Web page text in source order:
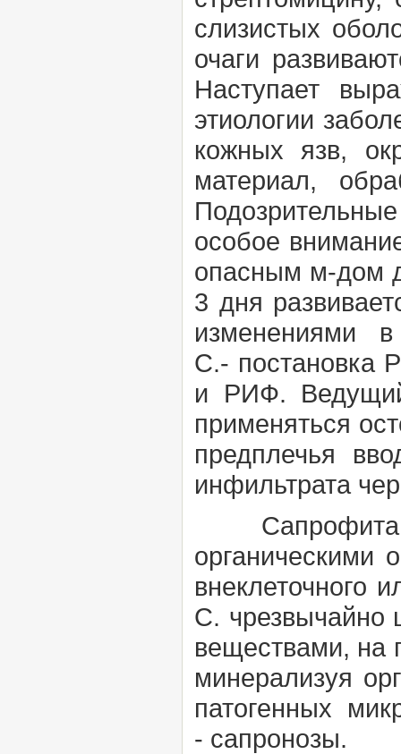
слизистых
очаги
Наступает
этиологии
кожных язв,
материал,
особое
опасным м-дом
3 дня
изменениями
С.- постановка
и РИФ.
применяться
предплечья
инфильтрата
органическими
внеклеточного
С. чрезвычайно
веществами, на
минерализуя
патогенных
- сапронозы.